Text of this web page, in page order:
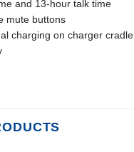
and 13-hour talk time
mute buttons
charging on charger cradle